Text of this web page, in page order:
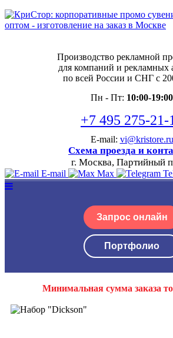
Производство рекламной
для компаний и рекламных
по всей России и СНГ с
Пн - Пт: 10:00-19:00
+7 495 275-21-
E-mail: vi@kristore.ru
Схема проезда и
г. Москва, Партийный
E-mail Max
Запрос онлайн
Портфолио
Минимальная сумма заказа